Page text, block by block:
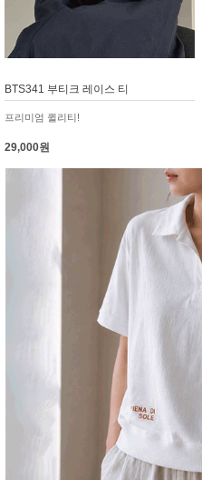
BTS341 부티크 레이스 티
프리미엄 퀼리티!
29,000원